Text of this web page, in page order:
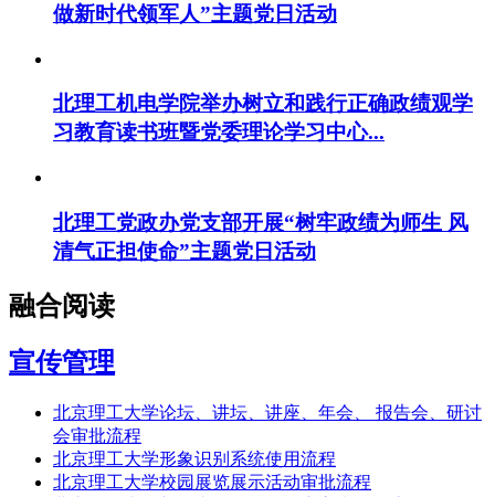
做新时代领军人”主题党日活动
北理工机电学院举办树立和践行正确政绩观学
习教育读书班暨党委理论学习中心...
北理工党政办党支部开展“树牢政绩为师生 风
清气正担使命”主题党日活动
融合阅读
宣传管理
北京理工大学论坛、讲坛、讲座、年会、 报告会、研讨
会审批流程
北京理工大学形象识别系统使用流程
北京理工大学校园展览展示活动审批流程